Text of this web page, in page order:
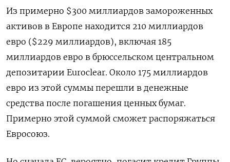
Из примерно $300 миллиардов замороженных
активов в Европе находится 210 миллиардов
евро ($229 миллиардов), включая 185
миллиардов евро в брюссельском центральном
депозитарии Euroclear. Около 175 миллиардов
евро из этой суммы перешли в денежные
средства после погашения ценных бумаг.
Примерно этой суммой сможет распоряжаться
Евросоюз.